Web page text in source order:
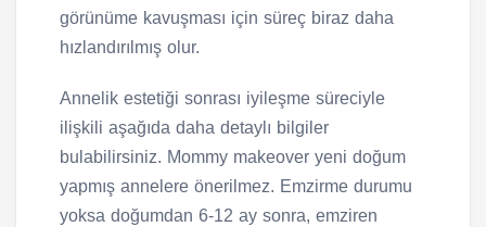
görünüme kavuşması için süreç biraz daha
hızlandırılmış olur.
Annelik estetiği sonrası iyileşme süreciyle
ilişkili aşağıda daha detaylı bilgiler
bulabilirsiniz. Mommy makeover yeni doğum
yapmış annelere önerilmez. Emzirme durumu
yoksa doğumdan 6-12 ay sonra, emziren